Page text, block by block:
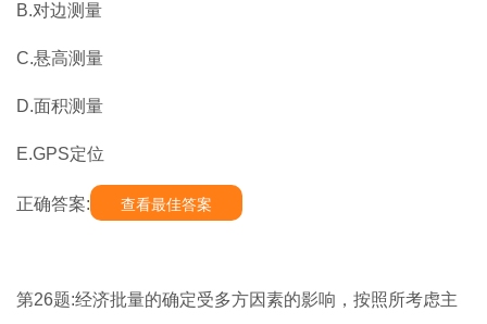
B.对边测量
C.悬高测量
D.面积测量
E.GPS定位
正确答案: 查看最佳答案
第26题:经济批量的确定受多方因素的影响，按照所考虑主